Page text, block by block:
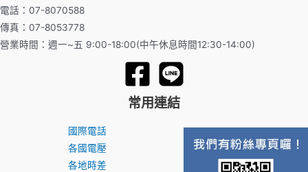
電話：07-8070588
傳真：07-8053778
營業時間：週一~五 9:00-18:00(中午休息時間12:30-14:00)
常用連結
國際電話
各國電壓
各地時差